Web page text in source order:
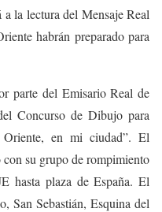
a la lectura del Mensaje Real
habrán preparado para
parte del Emisario Real de
Concurso de Dibujo para
Oriente, en mi ciudad”. El
su grupo de rompimiento
hasta plaza de España. El
San Sebastián, Esquina del